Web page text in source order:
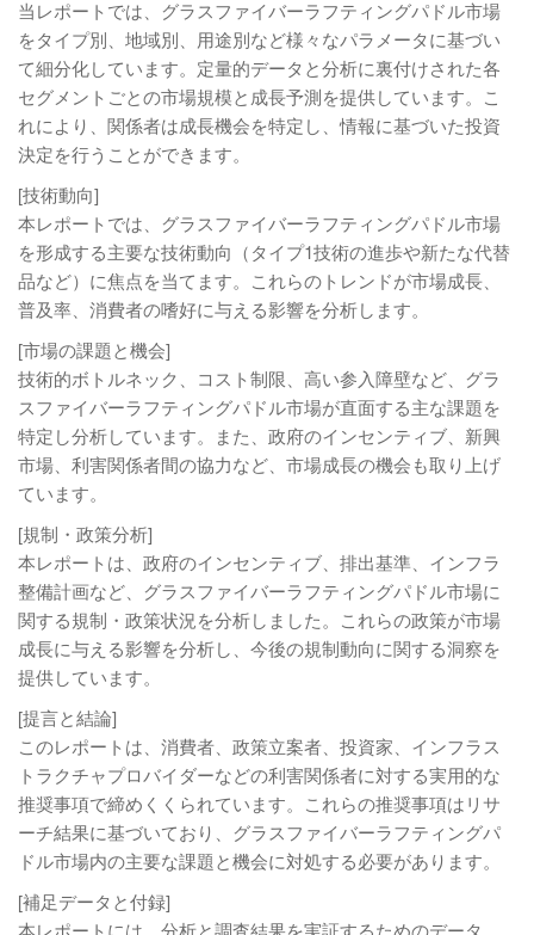
当レポートでは、グラスファイバーラフティングパドル市場
をタイプ別、地域別、用途別など様々なパラメータに基づい
て細分化しています。定量的データと分析に裏付けされた各
セグメントごとの市場規模と成長予測を提供しています。こ
れにより、関係者は成長機会を特定し、情報に基づいた投資
決定を行うことができます。
[技術動向]
本レポートでは、グラスファイバーラフティングパドル市場
を形成する主要な技術動向（タイプ1技術の進歩や新たな代替
品など）に焦点を当てます。これらのトレンドが市場成長、
普及率、消費者の嗜好に与える影響を分析します。
[市場の課題と機会]
技術的ボトルネック、コスト制限、高い参入障壁など、グラ
スファイバーラフティングパドル市場が直面する主な課題を
特定し分析しています。また、政府のインセンティブ、新興
市場、利害関係者間の協力など、市場成長の機会も取り上げ
ています。
[規制・政策分析]
本レポートは、政府のインセンティブ、排出基準、インフラ
整備計画など、グラスファイバーラフティングパドル市場に
関する規制・政策状況を分析しました。これらの政策が市場
成長に与える影響を分析し、今後の規制動向に関する洞察を
提供しています。
[提言と結論]
このレポートは、消費者、政策立案者、投資家、インフラス
トラクチャプロバイダーなどの利害関係者に対する実用的な
推奨事項で締めくくられています。これらの推奨事項はリサ
ーチ結果に基づいており、グラスファイバーラフティングパ
ドル市場内の主要な課題と機会に対処する必要があります。
[補足データと付録]
本レポートには、分析と調査結果を実証するためのデータ、